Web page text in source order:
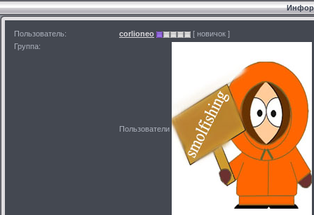
Пользователь: corlioneo
[ новичок ]
Группа:
Пользователи